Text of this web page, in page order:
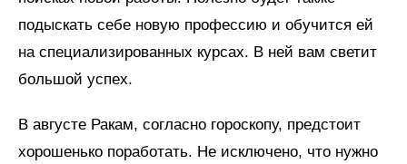
подыскать себе новую профессию и обучится ей
на специализированных курсах. В ней вам светит
большой успех.
В августе Ракам, согласно гороскопу, предстоит
хорошенько поработать. Не исключено, что нужно